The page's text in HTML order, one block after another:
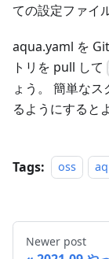
ての設定ファイ
aqua.yaml を
トリを pull して
ょう。 簡単な
るようにすると
Tags: oss
Newer post